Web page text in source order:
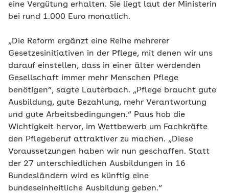
eine Vergütung erhalten. Sie liegt laut der Ministerin
bei rund 1.000 Euro monatlich.
„Die Reform ergänzt eine Reihe mehrerer
Gesetzesinitiativen in der Pflege, mit denen wir uns
darauf einstellen, dass in einer älter werdenden
Gesellschaft immer mehr Menschen Pflege
benötigen“, sagte Lauterbach. „Pflege braucht gute
Ausbildung, gute Bezahlung, mehr Verantwortung
und gute Arbeitsbedingungen.“ Paus hob die
Wichtigkeit hervor, im Wettbewerb um Fachkräfte
den Pflegeberuf attraktiver zu machen. „Diese
Voraussetzungen haben wir nun geschaffen. Statt
der 27 unterschiedlichen Ausbildungen in 16
Bundesländern wird es künftig eine
bundeseinheitliche Ausbildung geben.“